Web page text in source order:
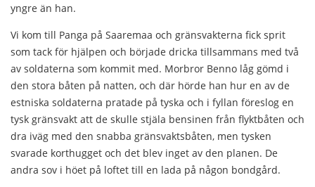
yngre än han.
Vi kom till Panga på Saaremaa och gränsvakterna fick sprit
som tack för hjälpen och började dricka tillsammans med två
av soldaterna som kommit med. Morbror Benno låg gömd i
den stora båten på natten, och där hörde han hur en av de
estniska soldaterna pratade på tyska och i fyllan föreslog en
tysk gränsvakt att de skulle stjäla bensinen från flyktbåten och
dra iväg med den snabba gränsvaktsbåten, men tysken
svarade korthugget och det blev inget av den planen. De
andra sov i höet på loftet till en lada på någon bondgård.